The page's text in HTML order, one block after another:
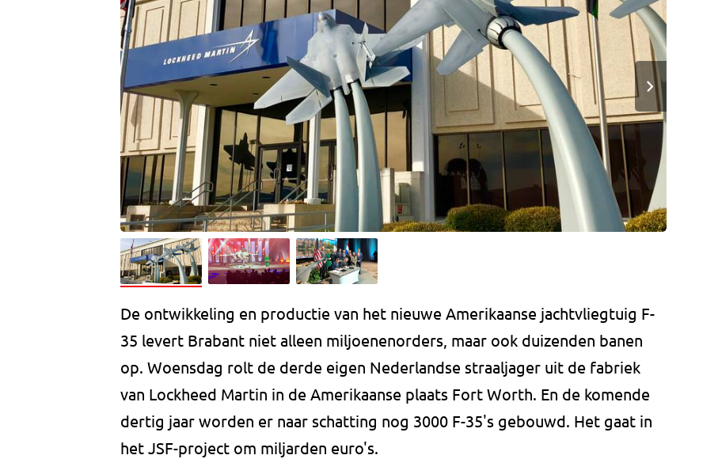
De ontwikkeling en productie van het nieuwe Amerikaanse jachtvliegtuig F-
35 levert Brabant niet alleen miljoenenorders, maar ook duizenden banen
op. Woensdag rolt de derde eigen Nederlandse straaljager uit de fabriek
van Lockheed Martin in de Amerikaanse plaats Fort Worth. En de komende
dertig jaar worden er naar schatting nog 3000 F-35's gebouwd. Het gaat in
het JSF-project om miljarden euro's.